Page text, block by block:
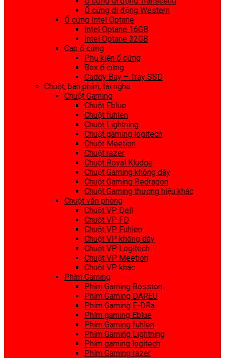
Ổ cứng di động Western
Ổ cứng Intel Optane
Intel Optane 16GB
Intel Optane 32GB
Cap ổ cứng
Phụ kiện ổ cứng
Box ổ cứng
Caddy Bay – Tray SSD
Chuột, bàn phím, tai nghe
Chuột Gaming
Chuột Eblue
Chuột fuhlen
Chuột Lightning
Chuột gaming logitech
Chuột Meetion
Chuột razer
Chuột Royal Kludge
Chuột Gaming không dây
Chuột Gaming Redragon
Chuột Gaming thương hiệu khác
Chuột văn phòng
Chuột VP Dell
Chuột VP FD
Chuột VP Fuhlen
Chuột VP không dây
Chuột VP Logitech
Chuột VP Meetion
Chuột VP khác
Phím Gaming
Phím Gaming Bosston
Phím Gaming DAREU
Phím Gaming E-DRa
Phím gaming Eblue
Phím Gaming fuhlen
Phím Gaming Lightning
Phím gaming logitech
Phím Gaming razer